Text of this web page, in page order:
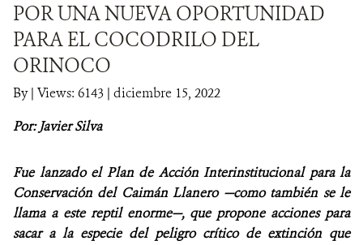
LÍNEAS DE ACCIÓN
PUBLICACIONES
ALIADOS Y ALIANZAS
POR UNA NUEVA OPORTUNIDAD
PARA EL COCODRILO DEL
ORINOCO
By| Views: 6143 | diciembre 15, 2022
Por: Javier Silva
Fue lanzado el Plan de Acción Interinstitucional para la
Conservación del Caimán Llanero —como también se le
llama a este reptil enorme—, que propone acciones para
sacar a la especie del peligro crítico de extinción que